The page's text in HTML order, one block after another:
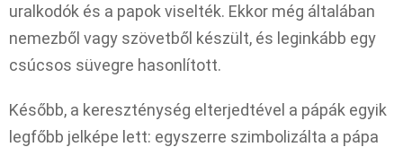
uralkodók és a papok viselték. Ekkor még általában
nemezből vagy szövetből készült, és leginkább egy
csúcsos süvegre hasonlított.
Később, a kereszténység elterjedtével a pápák egyik
legfőbb jelképe lett: egyszerre szimbolizálta a pápa